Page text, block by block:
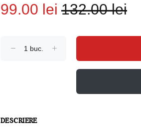
99.00 lei 132.00 lei
DESCRIERE